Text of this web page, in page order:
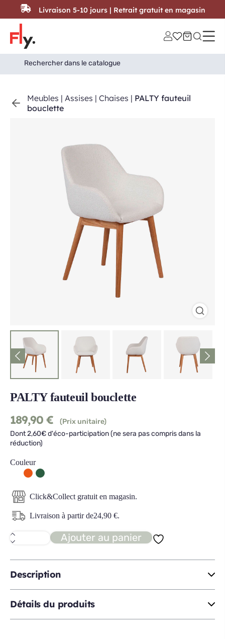
Passer au contenu
Search
for:
Search Button
Meubles | Assises | Chaises | PALTY fauteuil
bouclette
PALTY fauteuil bouclette
189,90 €
(Prix unitaire)
Dont 2,60€ d'éco-participation (ne sera pas compris dans la
réduction)
Couleur
Click&Collect gratuit en magasin.
Livraison à partir de24,90 €.
quantité
de
fauteuil
bouclette
Ajouter au panier
Description
Détails du produits
Livraison 5-10 jours | Retrait gratuit en magasin